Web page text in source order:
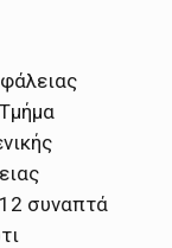
συναπτά